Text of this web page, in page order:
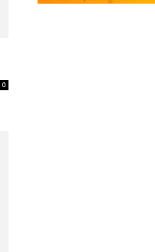
0